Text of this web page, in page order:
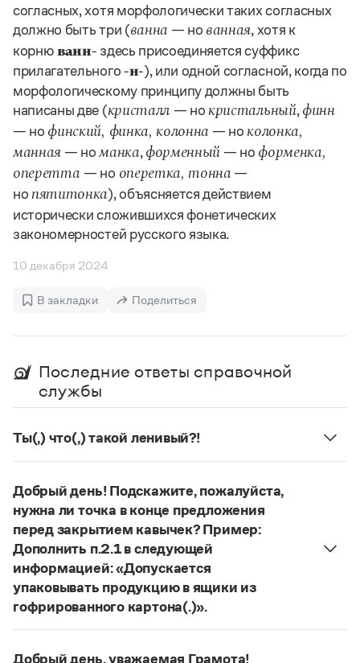
Справочники
Правила русской орфографии и пунктуации
Русский язык. Краткий теоретический курс
для школьников
Письмовник
Справочник по пунктуации
Словарь-справочник трудностей
Справочник по фразеологии
Словарь-справочник непростые слова
Все справочники портала
Журнал
Новости и события
Статьи
Рекомендуем
Учебник Грамоты
Интерактивные упражнения: от простого к сложному
Скороговорки
Издательство
Словари
Научпоп
Учебники и справочники
Все книги
согласных, хотя морфологически таких согласных
должно быть три (ванна — но ванная, хотя к
корнюванн- здесь присоединяется суффикс
прилагательного -н-), или одной согласной, когда по
морфологическому принципу должны быть
написаны две (кристалл — но кристальный, финн
— но финский, финка, колонна — но колонка,
манная — номанка, форменный — но форменка,
оперетта — но оперетка, тонна —
но пятитонка), объясняется действием
исторически сложившихся фонетических
закономерностей русского языка.
10 декабря 2024
В закладки Поделиться
Последние ответы справочной
службы
Ты(,) что(,) такой ленивый?!
Возможны варианты с разным смыслом:Ты что,
ленивый?»);Ты что такой ленивый?(«Почему
ты такой ленивый?»).
Страница ответа
Добрый день! Подскажите, пожалуйста,
нужна ли точка в конце предложения
перед закрытием кавычек? Пример:
Дополнить п.2.1 в следующей
информацией: «Допускается
упаковывать продукцию в ящики из
гофрированного картона(.)».
Точка перед закрывающей кавычкой не ставится.
Страница ответа
Добрый день, уважаемая Грамота!